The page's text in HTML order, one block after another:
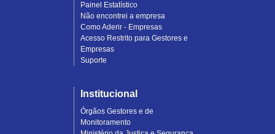
Painel Estatístico
Não encontrei a empresa
Como Aderir - Empresas
Acesso Restrito para Gestores e
Empresas
Suporte
Institucional
Órgãos Gestores e de
Monitoramento